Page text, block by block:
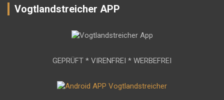
Vogtlandstreicher APP
GEPRÜFT * VIRENFREI * WERBEFREI